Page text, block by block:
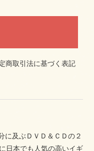
商取引法に基づく表記
に及ぶＤＶＤ＆ＣＤの２
日本でも人気の高いイギ